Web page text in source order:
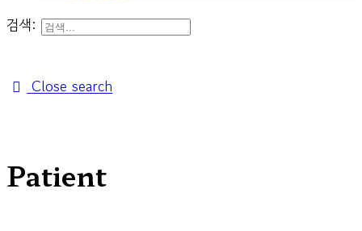
검색:
Close search
Patient